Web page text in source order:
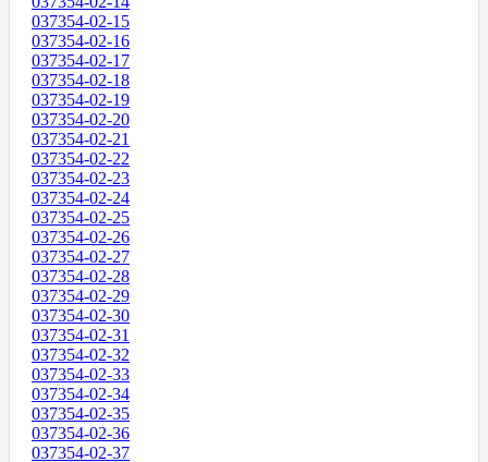
037354-02-15
037354-02-16
037354-02-17
037354-02-18
037354-02-19
037354-02-20
037354-02-21
037354-02-22
037354-02-23
037354-02-24
037354-02-25
037354-02-26
037354-02-27
037354-02-28
037354-02-29
037354-02-30
037354-02-31
037354-02-32
037354-02-33
037354-02-34
037354-02-35
037354-02-36
037354-02-37